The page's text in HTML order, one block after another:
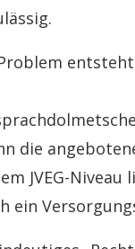
die
JVEG-Niveau
ein